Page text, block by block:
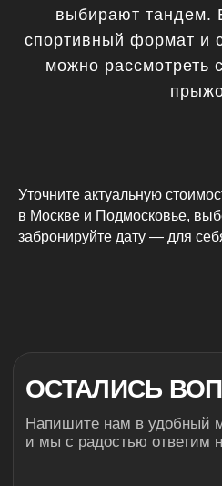
выбирают тандем.
спортивный формат и
можно рассмотреть
Уточните актуальную
в Москве и Подмосковье,
забронируйте дату — для